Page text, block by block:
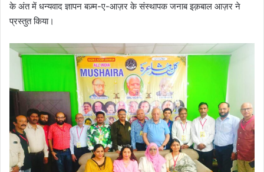
के अंत में धन्यवाद ज्ञापन बज़्म-ए-आज़र के संस्थापक जनाब इक़बाल आज़र ने
प्रस्तुत किया।